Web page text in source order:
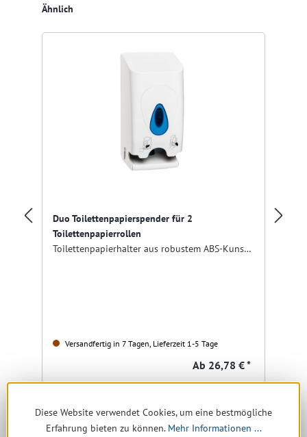
Produktgalerie überspringen
Ähnlich
Duo Toilettenpapierspender für 2
Toilettenpapierrollen
Toilettenpapierhalter aus robustem ABS-Kunststoff, abschließbar, weiß
Versandfertig in 7 Tagen, Lieferzeit 1-5 Tage
Ab 26,78 € *
Diese Website verwendet Cookies, um eine bestmögliche
Erfahrung bieten zu können. Mehr Informationen ...